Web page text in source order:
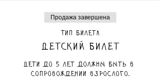
Продажа завершена
Тип билета
Детский билет
Дети до 5 лет должны быть в
сопровождении взрослого.